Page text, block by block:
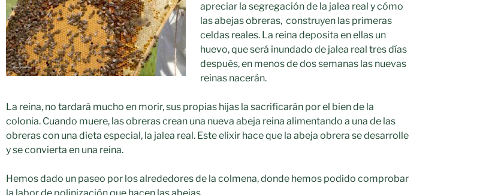
apreciar la segregación de la jalea real y cómo
las abejas obreras, construyen las primeras
celdas reales. La reina deposita en ellas un
huevo, que será inundado de jalea real tres días
después, en menos de dos semanas las nuevas
reinas nacerán.
La reina, no tardará mucho en morir, sus propias hijas la sacrificarán por el bien de la
colonia. Cuando muere, las obreras crean una nueva abeja reina alimentando a una de las
obreras con una dieta especial, la jalea real. Este elixir hace que la abeja obrera se desarrolle
y se convierta en una reina.
Hemos dado un paseo por los alrededores de la colmena, donde hemos podido comprobar